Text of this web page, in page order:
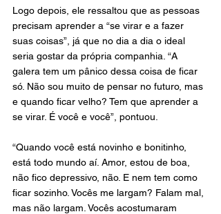
Logo depois, ele ressaltou que as pessoas
precisam aprender a “se virar e a fazer
suas coisas”, já que no dia a dia o ideal
seria gostar da própria companhia. “A
galera tem um pânico dessa coisa de ficar
só. Não sou muito de pensar no futuro, mas
e quando ficar velho? Tem que aprender a
se virar. É você e você”, pontuou.
“Quando você está novinho e bonitinho,
está todo mundo aí. Amor, estou de boa,
não fico depressivo, não. E nem tem como
ficar sozinho. Vocês me largam? Falam mal,
mas não largam. Vocês acostumaram